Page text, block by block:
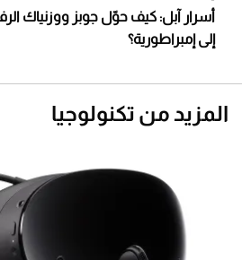
أسرار آبل: كيف حوّل جوبز ووزنياك
إلى إمبراطورية؟
المزيد من تكنولوجيا